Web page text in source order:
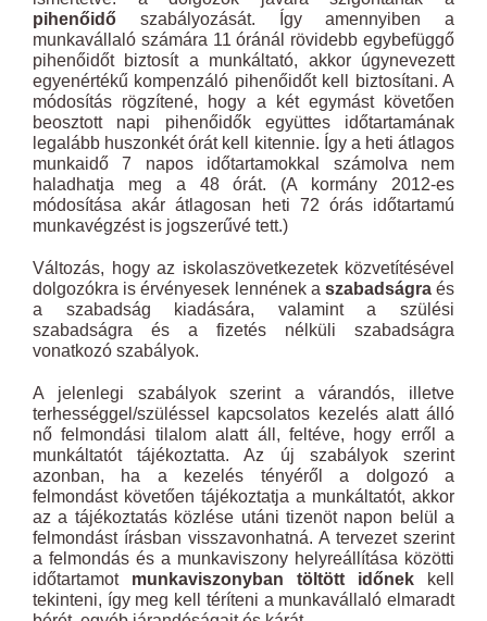
pihenőidő szabályozását. Így amennyiben a
munkavállaló számára 11 óránál rövidebb egybefüggő
pihenőidőt biztosít a munkáltató, akkor úgynevezett
egyenértékű kompenzáló pihenőidőt kell biztosítani. A
módosítás rögzítené, hogy a két egymást követően
beosztott napi pihenőidők együttes időtartamának
legalább huszonkét órát kell kitennie. Így a heti átlagos
munkaidő 7 napos időtartamokkal számolva nem
haladhatja meg a 48 órát. (A kormány 2012-es
módosítása akár átlagosan heti 72 órás időtartamú
munkavégzést is jogszerűvé tett.)
Változás, hogy az iskolaszövetkezetek közvetítésével
dolgozókra is érvényesek lennének a szabadságraés
a szabadság kiadására, valamint a szülési
szabadságra és a fizetés nélküli szabadságra
vonatkozó szabályok.
A jelenlegi szabályok szerint a várandós, illetve
terhességgel/szüléssel kapcsolatos kezelés alatt álló
nő felmondási tilalom alatt áll, feltéve, hogy erről a
munkáltatót tájékoztatta. Az új szabályok szerint
azonban, ha a kezelés tényéről a dolgozó a
felmondást követően tájékoztatja a munkáltatót, akkor
az a tájékoztatás közlése utáni tizenöt napon belül a
felmondást írásban visszavonhatná. A tervezet szerint
a felmondás és a munkaviszony helyreállítása közötti
időtartamot munkaviszonyban töltött időnek kell
tekinteni, így meg kell téríteni a munkavállaló elmaradt